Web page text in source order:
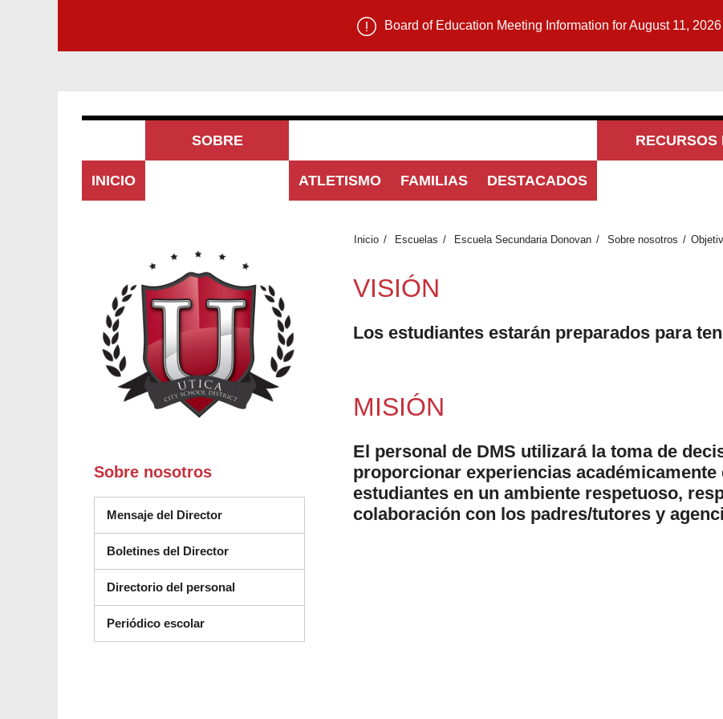
Board of Education Meeting Information for August 11, 2026
INICIO
SOBRE
ATLETISMO FAMILIAS DESTACADOS
RECURSOS
Inicio Escuelas Escuela Secundaria Donovan Sobre nosotros
VISIÓN
Los estudiantes estarán preparados para
MISIÓN
El personal de DMS utilizará la toma de
proporcionar experiencias
estudiantes en un ambiente respetuoso,
colaboración con los padres/tutores y
Sobre nosotros
Mensaje del Director
Boletines del Director
Directorio del personal
Periódico escolar